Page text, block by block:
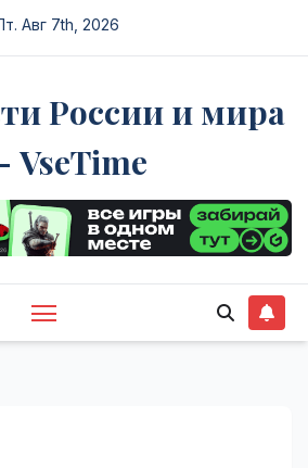
Авг 7th, 2026
России и мира
VseTime